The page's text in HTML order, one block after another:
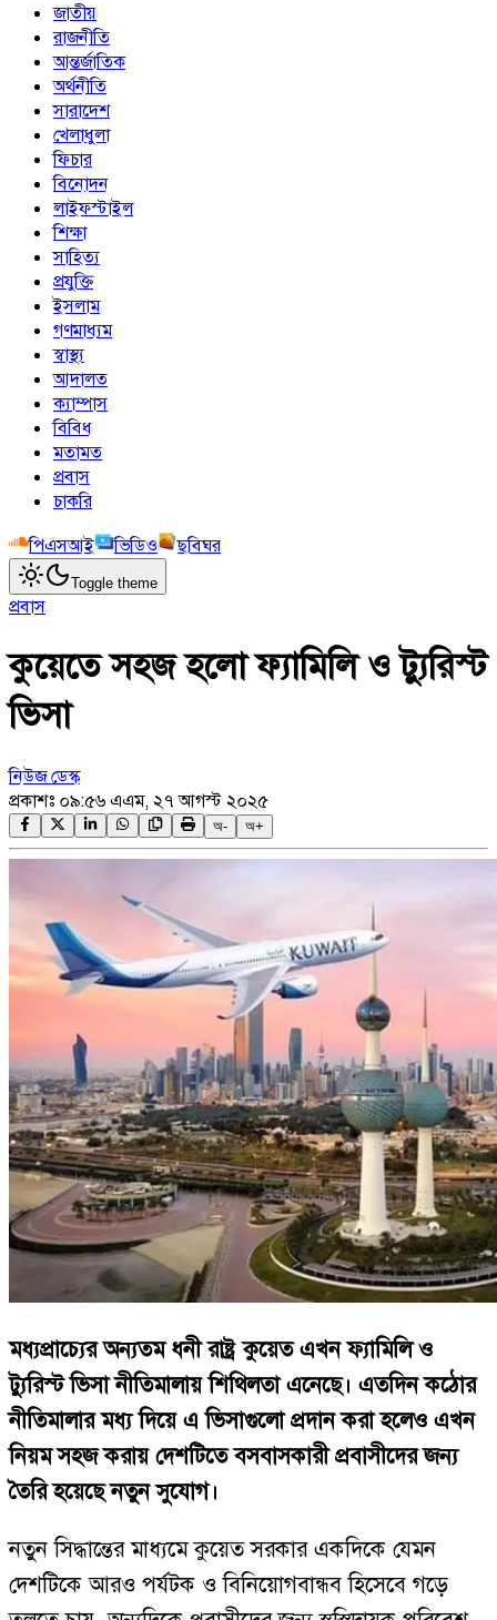
জাতীয়
রাজনীতি
আন্তর্জাতিক
অর্থনীতি
সারাদেশ
খেলাধুলা
ফিচার
বিনোদন
লাইফস্টাইল
শিক্ষা
সাহিত্য
প্রযুক্তি
ইসলাম
গণমাধ্যম
স্বাস্থ্য
আদালত
ক্যাম্পাস
বিবিধ
মতামত
প্রবাস
চাকরি
পিএসআই
ভিডিও ছবিঘর
Toggle theme
প্রবাস
কুয়েতে সহজ হলো ফ্যামিলি ও ট্যুরিস্ট
ভিসা
নিউজ ডেস্ক
প্রকাশঃ ০৯:৫৬ এএম, ২৭ আগস্ট ২০২৫
অ- অ+
মধ্যপ্রাচ্যের অন্যতম ধনী রাষ্ট্র কুয়েত এখন ফ্যামিলি ও
ট্যুরিস্ট ভিসা নীতিমালায় শিথিলতা এনেছে। এতদিন কঠোর
নীতিমালার মধ্য দিয়ে এ ভিসাগুলো প্রদান করা হলেও এখন
নিয়ম সহজ করায় দেশটিতে বসবাসকারী প্রবাসীদের জন্য
তৈরি হয়েছে নতুন সুযোগ।
নতুন সিদ্ধান্তের মাধ্যমে কুয়েত সরকার একদিকে যেমন
দেশটিকে আরও পর্যটক ও বিনিয়োগবান্ধব হিসেবে গড়ে